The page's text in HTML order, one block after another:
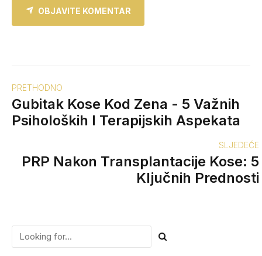
OBJAVITE KOMENTAR
PRETHODNO
Gubitak Kose Kod Zena - 5 Važnih
Psiholoških I Terapijskih Aspekata
SLJEDEĆE
PRP Nakon Transplantacije Kose: 5
Ključnih Prednosti